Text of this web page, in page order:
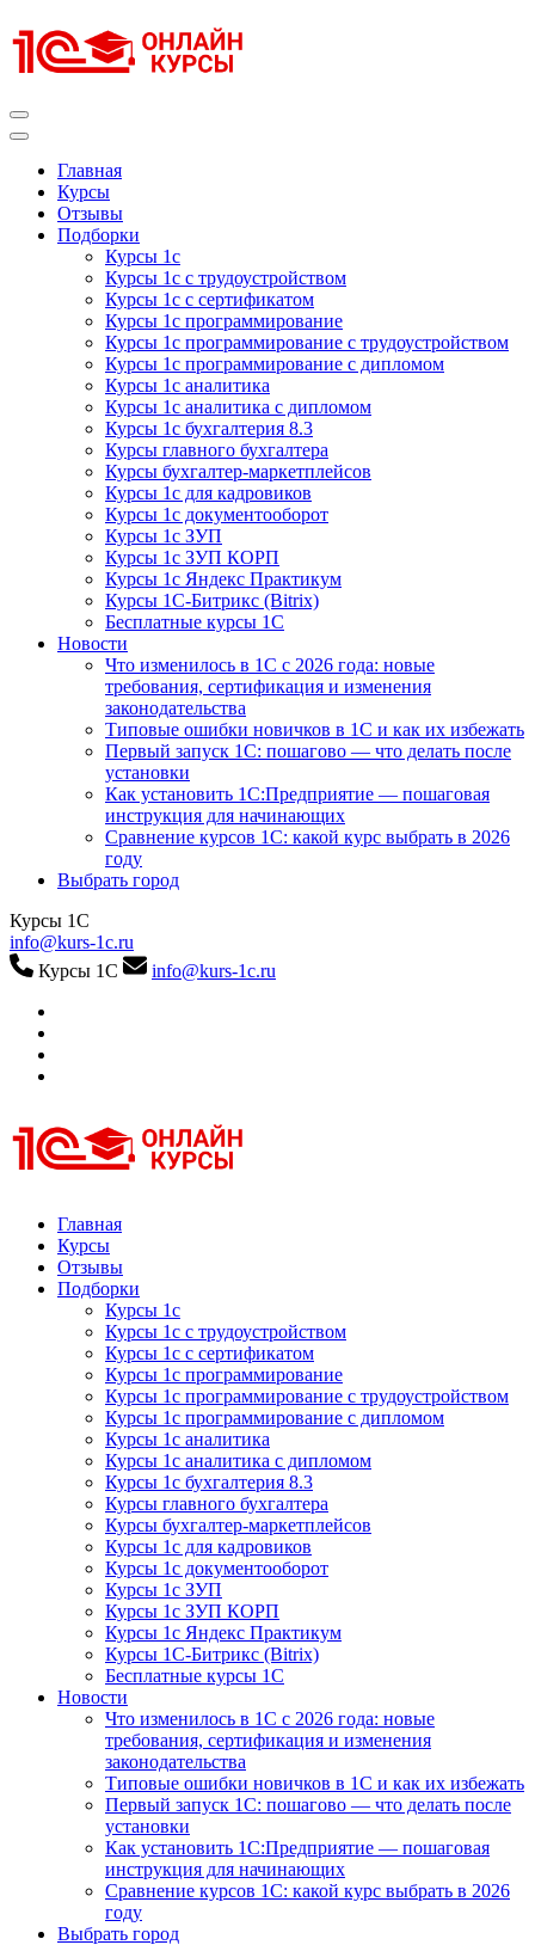
к
содержимому
Главная
Курсы
Отзывы
Подборки
Курсы 1с
Курсы 1с с трудоустройством
Курсы 1с с сертификатом
Курсы 1с программирование
Курсы 1с программирование с трудоустройством
Курсы 1с программирование с дипломом
Курсы 1с аналитика
Курсы 1с аналитика с дипломом
Курсы 1с бухгалтерия 8.3
Курсы главного бухгалтера
Курсы бухгалтер-маркетплейсов
Курсы 1с для кадровиков
Курсы 1с документооборот
Курсы 1с ЗУП
Курсы 1с ЗУП КОРП
Курсы 1с Яндекс Практикум
Курсы 1С-Битрикс (Bitrix)
Бесплатные курсы 1С
Новости
Что изменилось в 1С с 2026 года: новые
требования, сертификация и изменения
законодательства
Типовые ошибки новичков в 1С и как их избежать
Первый запуск 1С: пошагово — что делать после
установки
Как установить 1С:Предприятие — пошаговая
инструкция для начинающих
Сравнение курсов 1С: какой курс выбрать в 2026
году
Выбрать город
Курсы 1С
info@kurs-1c.ru
Курсы 1С
info@kurs-1c.ru
Курсы 1С
Курсы 1С официальная сертификация
Главная
Курсы
Отзывы
Подборки
Курсы 1с
Курсы 1с с трудоустройством
Курсы 1с с сертификатом
Курсы 1с программирование
Курсы 1с программирование с трудоустройством
Курсы 1с программирование с дипломом
Курсы 1с аналитика
Курсы 1с аналитика с дипломом
Курсы 1с бухгалтерия 8.3
Курсы главного бухгалтера
Курсы бухгалтер-маркетплейсов
Курсы 1с для кадровиков
Курсы 1с документооборот
Курсы 1с ЗУП
Курсы 1с ЗУП КОРП
Курсы 1с Яндекс Практикум
Курсы 1С-Битрикс (Bitrix)
Бесплатные курсы 1С
Новости
Что изменилось в 1С с 2026 года: новые
требования, сертификация и изменения
законодательства
Типовые ошибки новичков в 1С и как их избежать
Первый запуск 1С: пошагово — что делать после
установки
Как установить 1С:Предприятие — пошаговая
инструкция для начинающих
Сравнение курсов 1С: какой курс выбрать в 2026
году
Выбрать город